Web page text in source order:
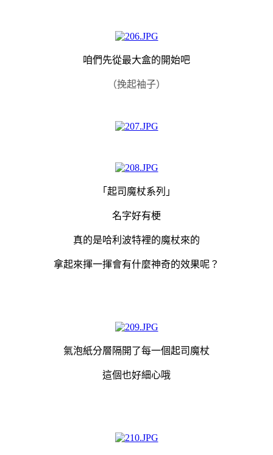
咱們先從最大盒的開始吧
（挽起袖子）
「起司魔杖系列 」
名字好有梗
真的是哈利波特裡的魔杖來的
拿起來揮一揮會有什麼神奇的效果呢？
氣泡紙分層隔開了每一個起司魔杖
這個也好細心哦